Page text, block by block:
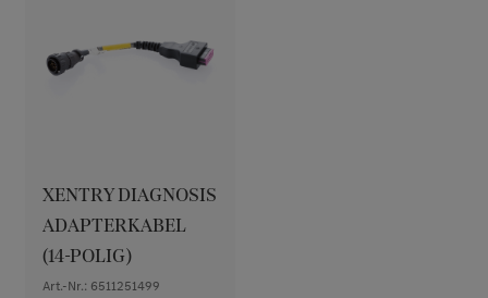
XENTRY DIAGNOSIS
ADAPTERKABEL
(14-POLIG)
Art.-Nr.: 6511251499